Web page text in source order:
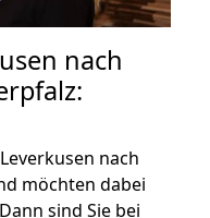
nach
nach
möchten dabei
Dann sind Sie bei